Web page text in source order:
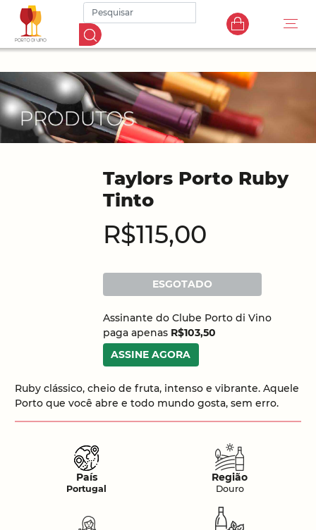
Taylors Porto Ruby
Tinto
R$115,00
ESGOTADO
Assinante do Clube Porto di Vino
paga apenas R$103,50
ASSINE AGORA
Ruby clássico, cheio de fruta, intenso e vibrante. Aquele
Porto que você abre e todo mundo gosta, sem erro.
País
Portugal
Região
Douro